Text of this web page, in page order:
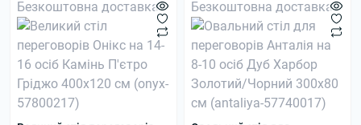
Безкоштовна доставка Безкоштовна доставка